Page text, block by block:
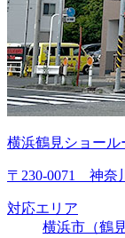
横浜鶴見ショール
〒230-0071 神奈
対応エリア
横浜市（鶴